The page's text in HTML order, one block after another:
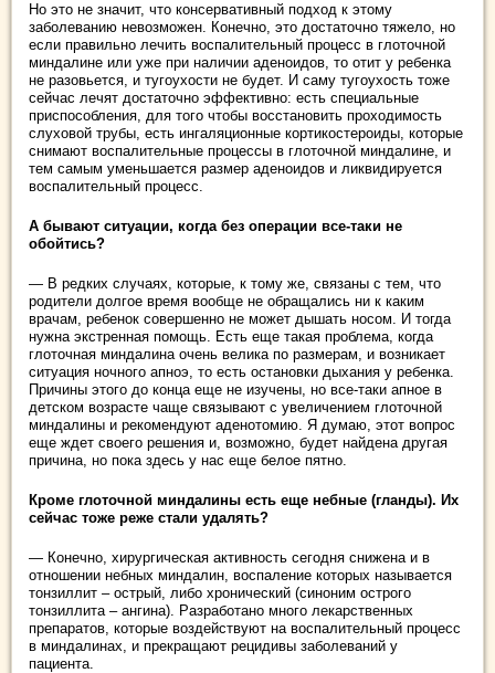
Но это не значит, что консервативный подход к этому
заболеванию невозможен. Конечно, это достаточно тяжело, но
если правильно лечить воспалительный процесс в глоточной
миндалине или уже при наличии аденоидов, то отит у ребенка
не разовьется, и тугоухости не будет. И саму тугоухость тоже
сейчас лечят достаточно эффективно: есть специальные
приспособления, для того чтобы восстановить проходимость
слуховой трубы, есть ингаляционные кортикостероиды, которые
снимают воспалительные процессы в глоточной миндалине, и
тем самым уменьшается размер аденоидов и ликвидируется
воспалительный процесс.
А бывают ситуации, когда без операции все-таки не
обойтись?
— В редких случаях, которые, к тому же, связаны с тем, что
родители долгое время вообще не обращались ни к каким
врачам, ребенок совершенно не может дышать носом. И тогда
нужна экстренная помощь. Есть еще такая проблема, когда
глоточная миндалина очень велика по размерам, и возникает
ситуация ночного апноэ, то есть остановки дыхания у ребенка.
Причины этого до конца еще не изучены, но все-таки апное в
детском возрасте чаще связывают с увеличением глоточной
миндалины и рекомендуют аденотомию. Я думаю, этот вопрос
еще ждет своего решения и, возможно, будет найдена другая
причина, но пока здесь у нас еще белое пятно.
Кроме глоточной миндалины есть еще небные (гланды). Их
сейчас тоже реже стали удалять?
— Конечно, хирургическая активность сегодня снижена и в
отношении небных миндалин, воспаление которых называется
тонзиллит – острый, либо хронический (синоним острого
тонзиллита – ангина). Разработано много лекарственных
препаратов, которые воздействуют на воспалительный процесс
в миндалинах, и прекращают рецидивы заболеваний у
пациента.